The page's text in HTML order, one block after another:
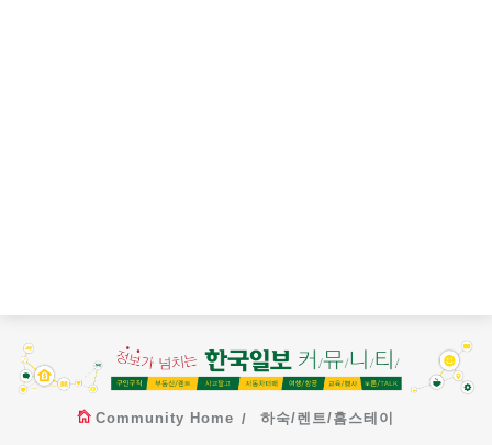
Community Home 하숙/렌트/홈스테이